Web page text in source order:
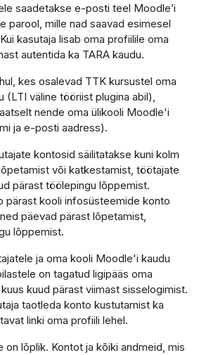
saadetakse e-posti teel Moodle’i
parool, mille nad saavad esimesel
kasutaja lisab oma profiilile oma
autentida ka TARA kaudu.
kes osalevad TTK kursustel oma
(LTI väline tööriist plugina abil),
nende oma ülikooli Moodle'i
ja e-posti aadress).
kontosid säilitatakse kuni kolm
või katkestamist, töötajate
pärast töölepingu lõppemist.
pärast kooli infosüsteemide konto
päevad pärast lõpetamist,
lõppemist.
ja oma kooli Moodle'i kaudu
on tagatud ligipääs oma
kuud pärast viimast sisselogimist.
taotleda konto kustutamist ka
linki oma profiili lehel.
on lõplik. Kontot ja kõiki andmeid, mis